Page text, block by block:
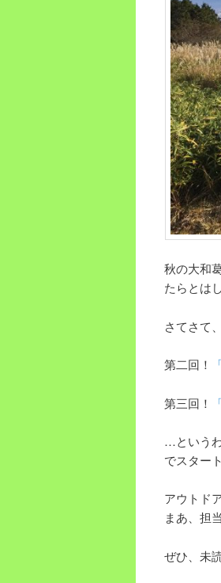
秋の大和
たらとは
さてさて
第二回！
第三回！
…という
でスタート
アウトド
まあ、担
ぜひ、未